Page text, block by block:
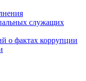
служащих
о фактах коррупции